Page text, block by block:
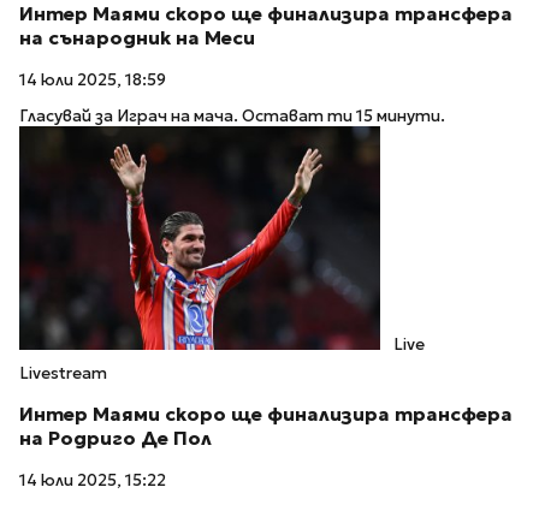
Интер Маями скоро ще финализира трансфера
на сънародник на Меси
14 юли 2025, 18:59
Гласувай за Играч на мача. Остават ти 15 минути.
Live
Livestream
Интер Маями скоро ще финализира трансфера
на Родриго Де Пол
14 юли 2025, 15:22